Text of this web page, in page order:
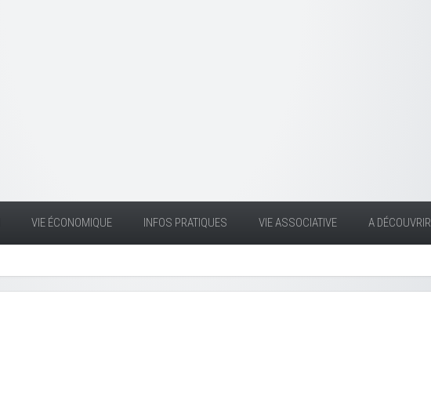
VIE ÉCONOMIQUE INFOS PRATIQUES VIE ASSOCIATIVE A DÉCOUVRIR